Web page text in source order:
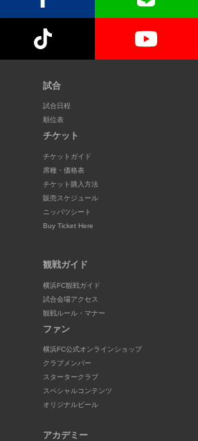
試合
試合日程
順位表
チケット
チケットガイド
席種・価格表
チケット購入方法
販売スケジュール
ニッパツシート
Buy Ticket Here
観戦ガイド
横浜FC観戦ガイド
試合会場アクセス
観戦ルール・マナー
ファン
横浜FC公式オンラインショップ
クラブメンバー
スタータークラブ
スペシャルコンテンツ
オリジナルビール
アカデミー